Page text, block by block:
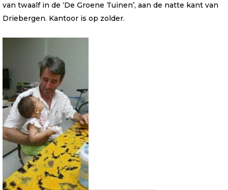
van twaalf in de ‘De Groene Tuinen’, aan de natte kant van
Driebergen. Kantoor is op zolder.